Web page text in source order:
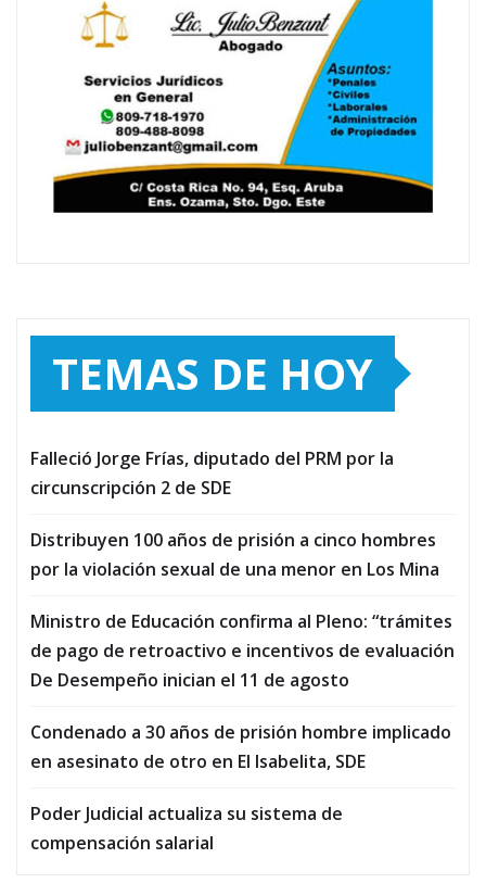
TEMAS DE HOY
Falleció Jorge Frías, diputado del PRM por la
circunscripción 2 de SDE
Distribuyen 100 años de prisión a cinco hombres
por la violación sexual de una menor en Los Mina
Ministro de Educación confirma al Pleno: “trámites
de pago de retroactivo e incentivos de evaluación
De Desempeño inician el 11 de agosto
Condenado a 30 años de prisión hombre implicado
en asesinato de otro en El Isabelita, SDE
Poder Judicial actualiza su sistema de
compensación salarial